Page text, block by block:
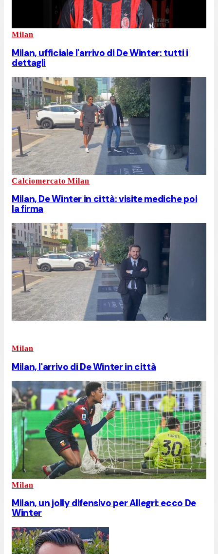
Milan
Milan, ufficiale l'arrivo di De Winter: tutti i
dettagli
Calciomercato Milan
Milan, De Winter in città: visite mediche poi
la firma
Milan
Milan, l'arrivo di De Winter in città
Milan
Milan, un jolly difensivo per Allegri: ecco De
Winter